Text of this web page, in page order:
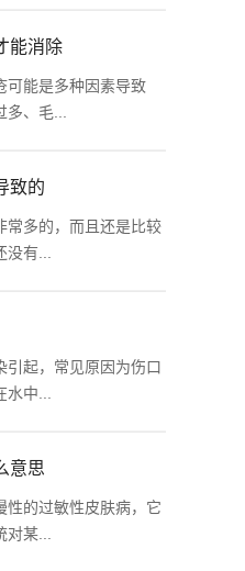
能消除
可能是多种因素导致
、毛...
致的
常多的，而且还是比较
有...
引起，常见原因为伤口
中...
意思
性的过敏性皮肤病，它
某...